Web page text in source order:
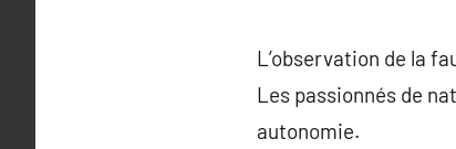
L’observation de la
Les passionnés de
autonomie.